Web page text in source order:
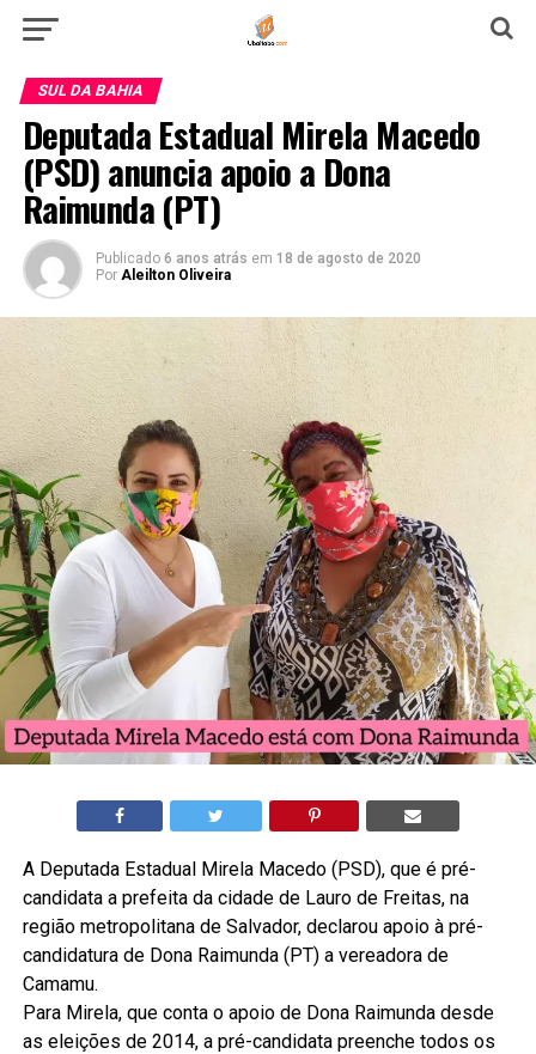
SUL DA BAHIA
Deputada Estadual Mirela Macedo
(PSD) anuncia apoio a Dona
Raimunda (PT)
Publicado 6 anos atrás em 18 de agosto de 2020
Por Aleilton Oliveira
A Deputada Estadual Mirela Macedo (PSD), que é pré-
candidata a prefeita da cidade de Lauro de Freitas, na
região metropolitana de Salvador, declarou apoio à pré-
candidatura de Dona Raimunda (PT) a vereadora de
Camamu.
Para Mirela, que conta o apoio de Dona Raimunda desde
as eleições de 2014, a pré-candidata preenche todos os